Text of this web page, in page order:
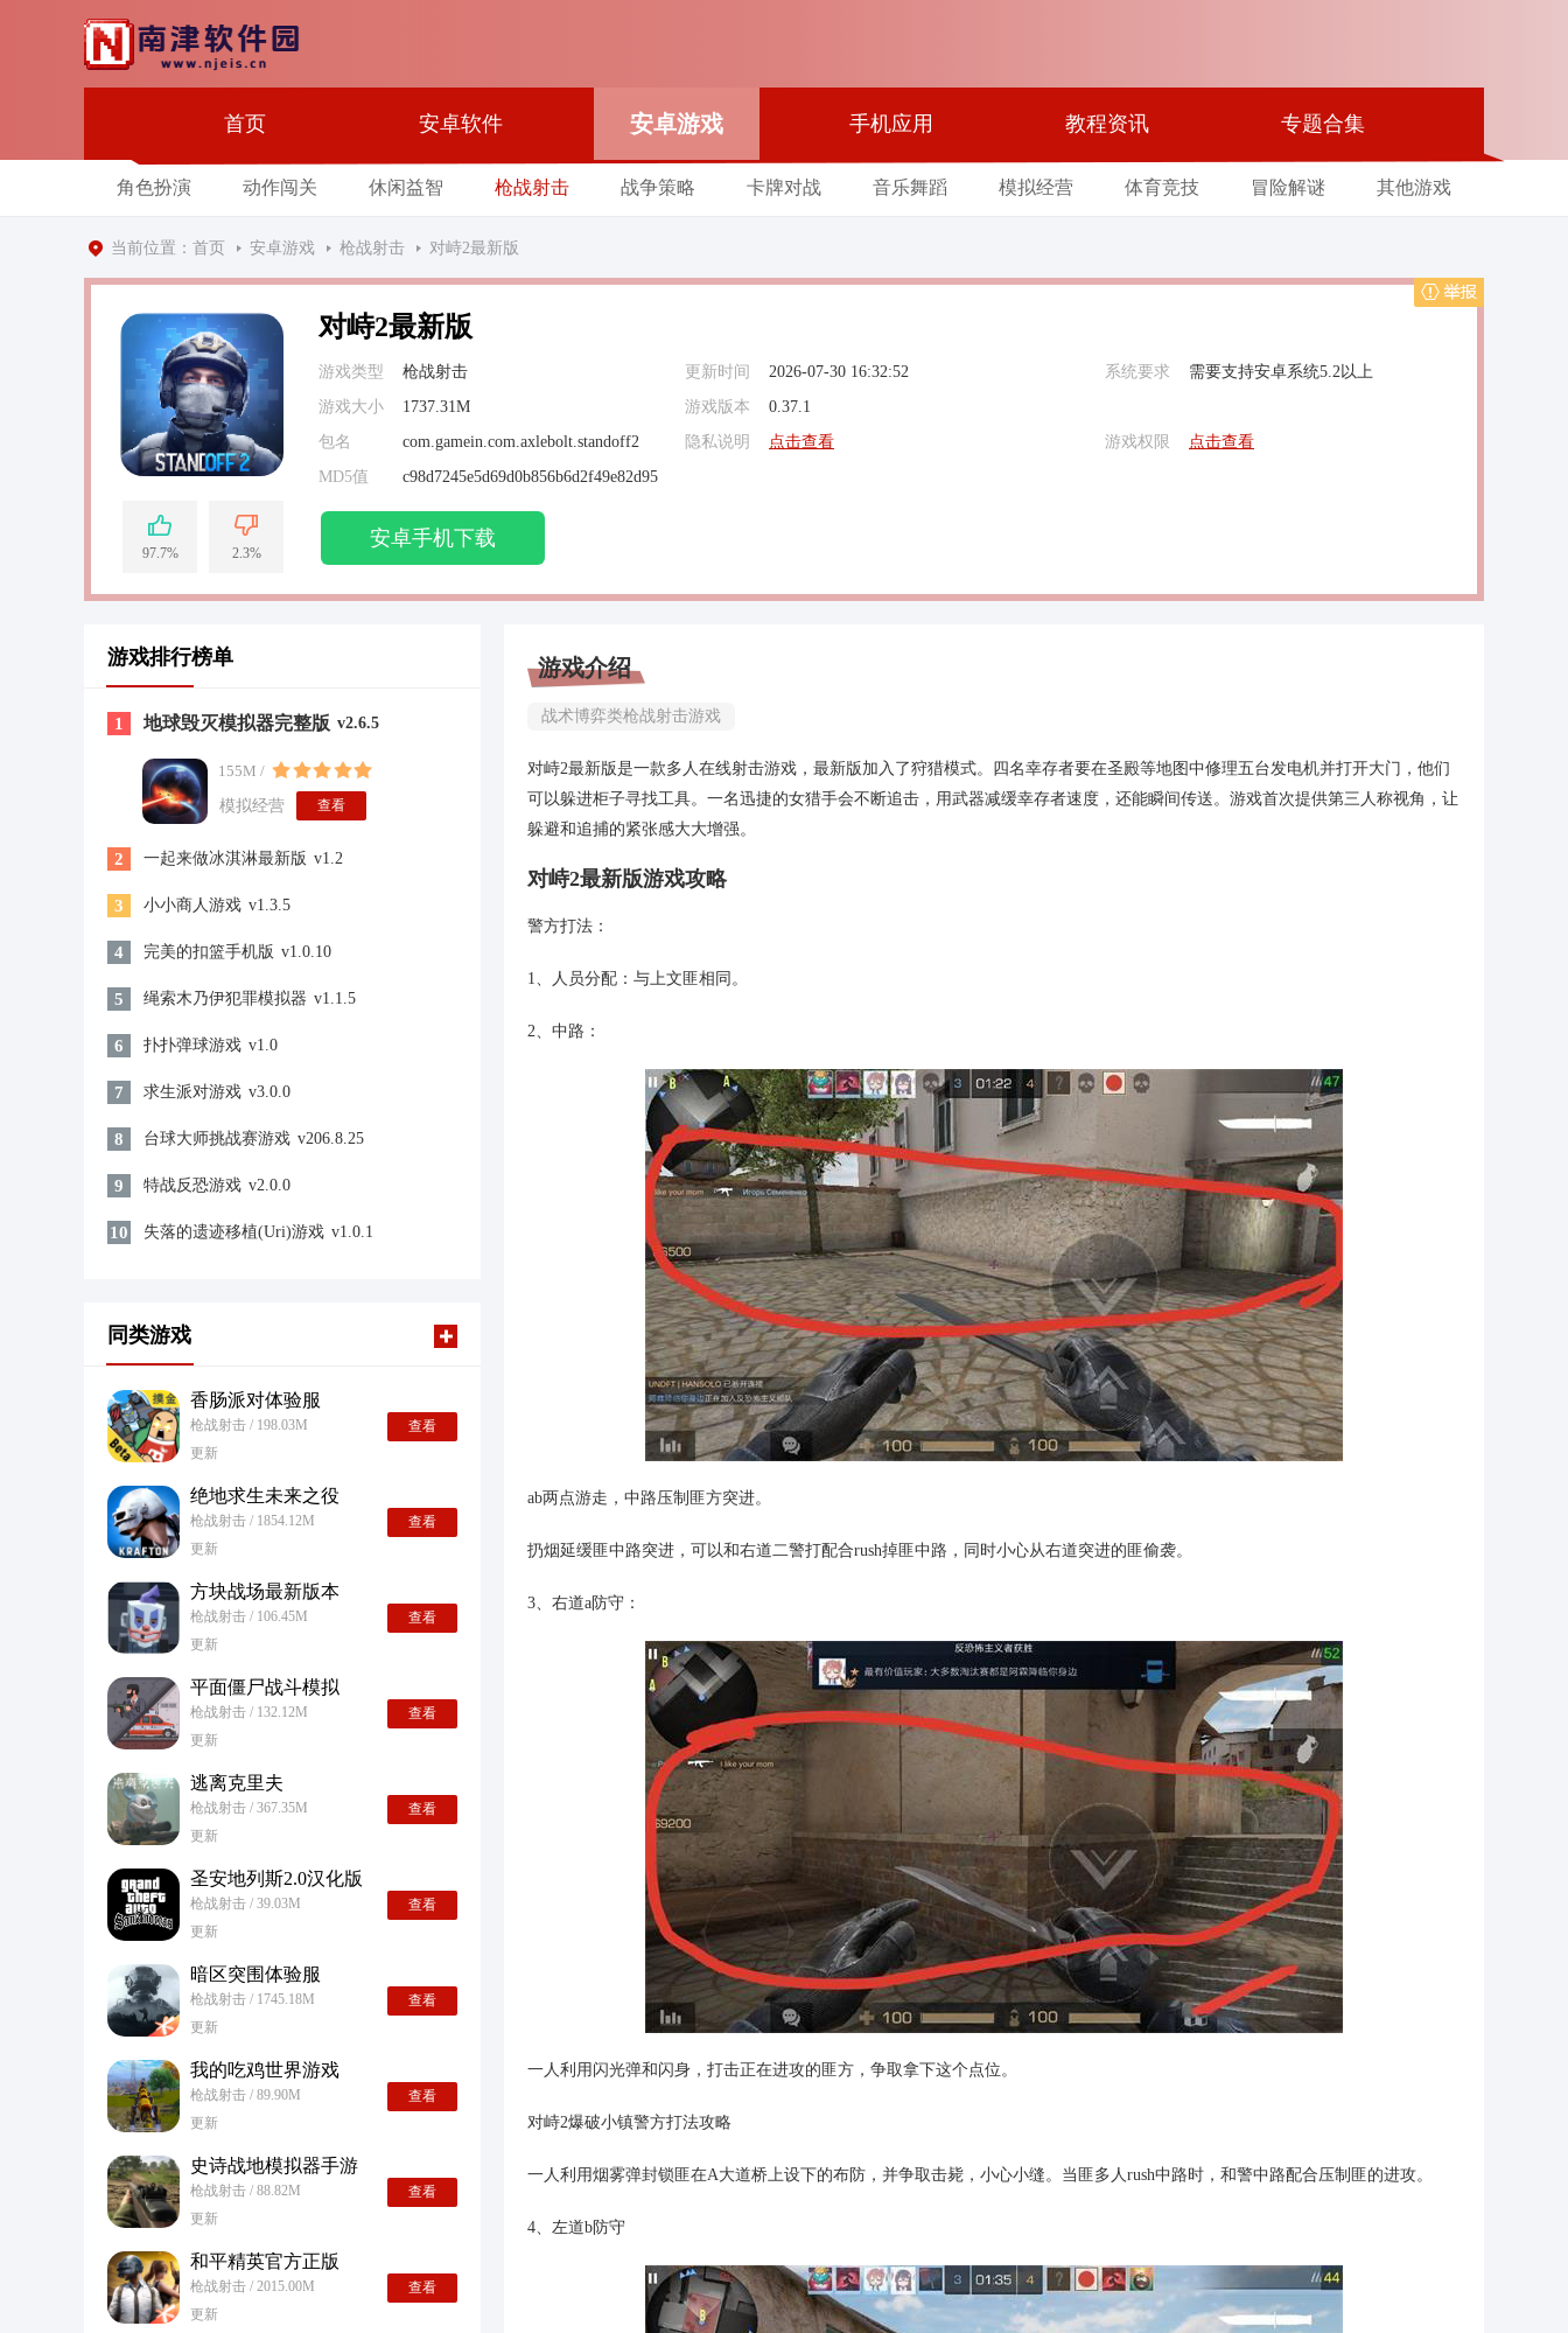
首页 安卓软件 安卓游戏 手机应用 教程资讯 专题合集
角色扮演 动作闯关 休闲益智 枪战射击 战争策略 卡牌对战 音乐舞蹈 模拟经营 体育竞技 冒险解谜 其他游戏
当前位置： 首页 安卓游戏 枪战射击 对峙2最新版
97.7% 2.3%
对峙2最新版
游戏类型 枪战射击 更新时间 2026-07-30 16:32:52 系统要求
需要支持安卓系统5.2以上
游戏大小
1737.31M 游戏版本
0.37.1
包名
com.gamein.com.axlebolt.standoff2 隐私说明 点击查看 游戏权限
点击查看
MD5值
c98d7245e5d69d0b856b6d2f49e82d95
安卓手机下载
举报
游戏排行榜单
1 地球毁灭模拟器完整版 v2.6.5
155M /
模拟经营
查看
2 一起来做冰淇淋最新版 v1.2
3 小小商人游戏 v1.3.5
4 完美的扣篮手机版 v1.0.10
5 绳索木乃伊犯罪模拟器 v1.1.5
6 扑扑弹球游戏 v1.0
7 求生派对游戏 v3.0.0
8 台球大师挑战赛游戏 v206.8.25
9 特战反恐游戏 v2.0.0
10 失落的遗迹移植(Uri)游戏 v1.0.1
同类游戏
香肠派对体验服
枪战射击 / 198.03M
更新
查看
绝地求生未来之役
枪战射击 / 1854.12M
更新
查看
方块战场最新版本
枪战射击 / 106.45M
更新
查看
平面僵尸战斗模拟
枪战射击 / 132.12M
更新
查看
逃离克里夫
枪战射击 / 367.35M
更新
查看
圣安地列斯2.0汉化版
枪战射击 / 39.03M
更新
查看
暗区突围体验服
枪战射击 / 1745.18M
更新
查看
我的吃鸡世界游戏
枪战射击 / 89.90M
更新
查看
史诗战地模拟器手游
枪战射击 / 88.82M
更新
查看
和平精英官方正版
枪战射击 / 2015.00M
更新
查看
游戏介绍
战术博弈类枪战射击游戏
对峙2最新版是一款多人在线射击游戏，最新版加入了狩猎模式。四名幸存者要在圣殿等地图中修理五台发电机并打开大门，他们
可以躲进柜子寻找工具。一名迅捷的女猎手会不断追击，用武器减缓幸存者速度，还能瞬间传送。游戏首次提供第三人称视角，让
躲避和追捕的紧张感大大增强。
对峙2最新版游戏攻略
警方打法：
1、人员分配：与上文匪相同。
2、中路：
ab两点游走，中路压制匪方突进。
扔烟延缓匪中路突进，可以和右道二警打配合rush掉匪中路，同时小心从右道突进的匪偷袭。
3、右道a防守：
一人利用闪光弹和闪身，打击正在进攻的匪方，争取拿下这个点位。
对峙2爆破小镇警方打法攻略
一人利用烟雾弹封锁匪在A大道桥上设下的布防，并争取击毙，小心小缝。当匪多人rush中路时，和警中路配合压制匪的进攻。
4、左道b防守